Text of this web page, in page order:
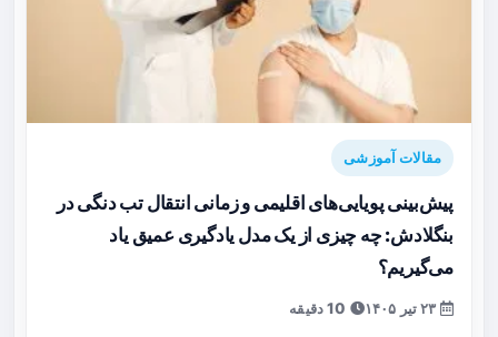
مقالات آموزشی
پیش‌بینی پویایی‌های اقلیمی و زمانی انتقال تب دنگی در
بنگلادش: چه چیزی از یک مدل یادگیری عمیق یاد
می‌گیریم؟